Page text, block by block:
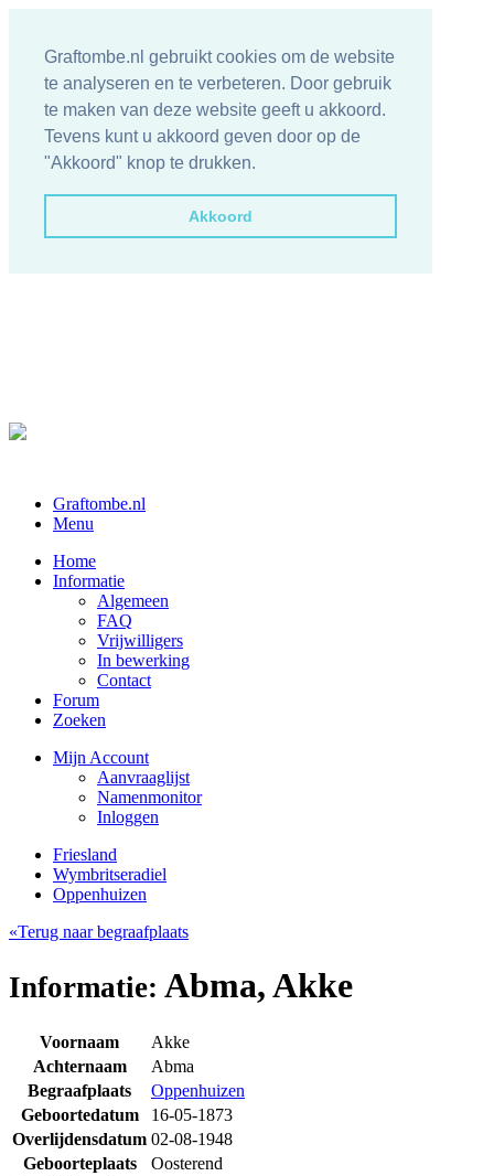
Graftombe.nl gebruikt cookies om de website
te analyseren en te verbeteren. Door gebruik
te maken van deze website geeft u akkoord.
Tevens kunt u akkoord geven door op de
"Akkoord" knop te drukken.
Akkoord
Graftombe.nl
Menu
Home
Informatie
Algemeen
FAQ
Vrijwilligers
In bewerking
Contact
Forum
Zoeken
Mijn Account
Aanvraaglijst
Namenmonitor
Inloggen
Friesland
Wymbritseradiel
Oppenhuizen
«Terug naar begraafplaats
Informatie: Abma, Akke
Voornaam
Akke
Achternaam
Abma
Begraafplaats
Oppenhuizen
Geboortedatum
16-05-1873
Overlijdensdatum 02-08-1948
Geboorteplaats
Oosterend